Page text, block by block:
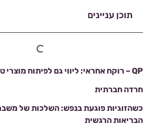
תוכן עניינים
QP – רוקח אחראי: ליווי גם לפיתוח מוצרי טיפול בחרדה
חרדה חברתית
כשהזוגיות פוגעת בנפש: השלכות של
הבריאות הרגשית